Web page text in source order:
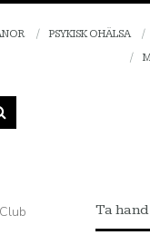
PSYKISK OHÄLSA
Ta